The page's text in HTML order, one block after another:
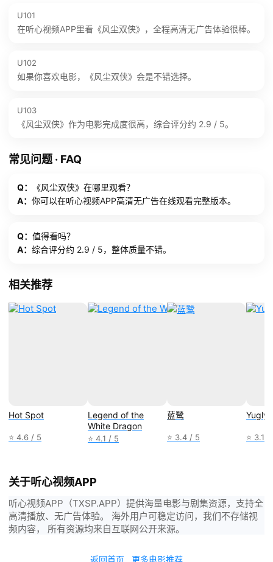
U101
在听心视频APP里看《风尘双侠》，全程高清无广告体验很棒。
U102
如果你喜欢电影，《风尘双侠》会是不错选择。
U103
《风尘双侠》作为电影完成度很高，综合评分约 2.9 / 5。
常见问题 · FAQ
Q：
《风尘双侠》在哪里观看？
A： 你可以在听心视频APP高清无广告在线观看完整版本。
Q： 值得看吗？
A： 综合评分约 2.9 / 5，整体质量不错。
相关推荐
Hot Spot
⭐ 4.6 / 5
Legend of the
White Dragon
⭐ 4.1 / 5
蓝鹭
⭐ 3.4 / 5
Yugly
⭐ 3.1 /
关于听心视频APP
听心视频APP（TXSP.APP）提供海量电影与剧集资源，支持全
高清播放、无广告体验。 海外用户可稳定访问，我们不存储视
频内容， 所有资源均来自互联网公开来源。
返回首页 更多电影推荐